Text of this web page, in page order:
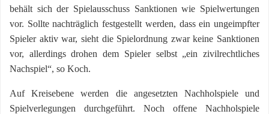
behält sich der Spielausschuss Sanktionen wie Spielwertungen
vor. Sollte nachträglich festgestellt werden, dass ein ungeimpfter
Spieler aktiv war, sieht die Spielordnung zwar keine Sanktionen
vor, allerdings drohen dem Spieler selbst „ein zivilrechtliches
Nachspiel“, so Koch.
Auf Kreisebene werden die angesetzten Nachholspiele und
Spielverlegungen durchgeführt. Noch offene Nachholspiele